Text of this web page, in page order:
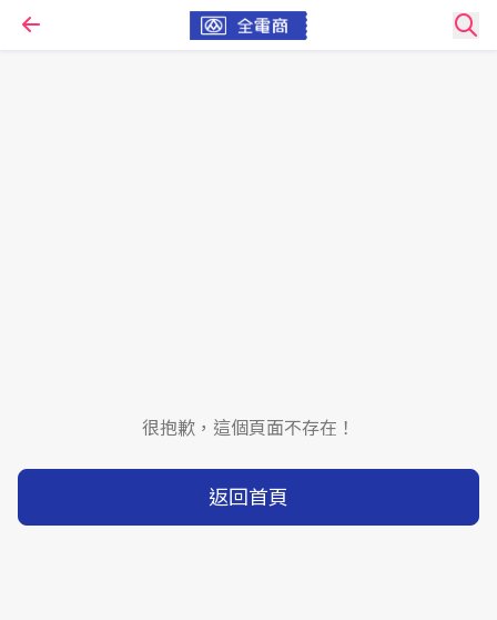
很抱歉，這個頁面不存在！
返回首頁